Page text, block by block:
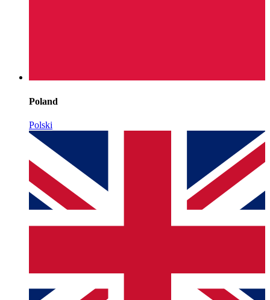
Poland
Polski